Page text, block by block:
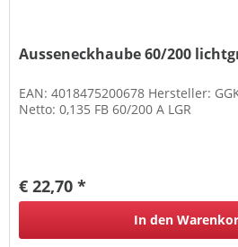
Ausseneckhaube 60/200
EAN: 4018475200678 Hersteller:
Netto: 0,135 FB 60/200 A LGR
€ 22,70 *
In den